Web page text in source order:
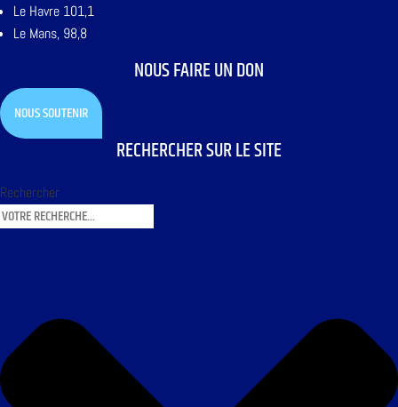
Le Havre 101,1
Le Mans, 98,8
NOUS FAIRE UN DON
NOUS SOUTENIR
RECHERCHER SUR LE SITE
Rechercher